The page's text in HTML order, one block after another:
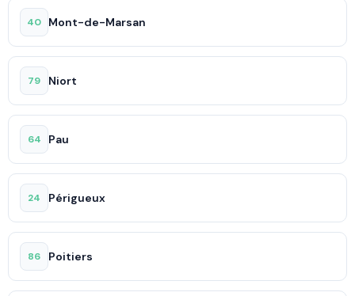
40 Mont-de-Marsan
79 Niort
64 Pau
24 Périgueux
86 Poitiers